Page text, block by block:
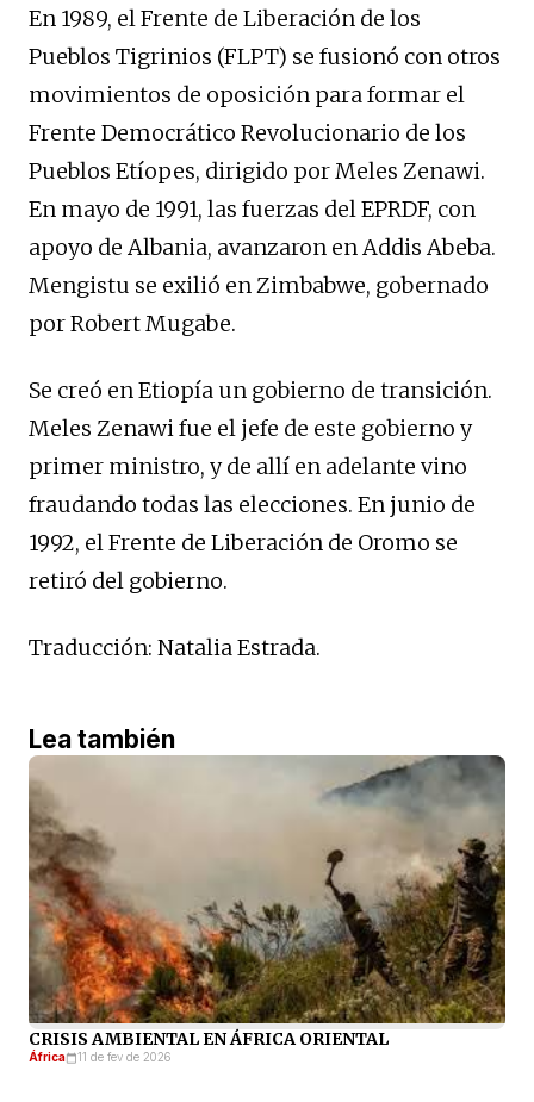
En 1989, el Frente de Liberación de los
Pueblos Tigrinios (FLPT) se fusionó con otros
movimientos de oposición para formar el
Frente Democrático Revolucionario de los
Pueblos Etíopes, dirigido por Meles Zenawi.
En mayo de 1991, las fuerzas del EPRDF, con
apoyo de Albania, avanzaron en Addis Abeba.
Mengistu se exilió en Zimbabwe, gobernado
por Robert Mugabe.
Se creó en Etiopía un gobierno de transición.
Meles Zenawi fue el jefe de este gobierno y
primer ministro, y de allí en adelante vino
fraudando todas las elecciones. En junio de
1992, el Frente de Liberación de Oromo se
retiró del gobierno.
Traducción: Natalia Estrada.
Lea también
CRISIS AMBIENTAL EN ÁFRICA ORIENTAL
África 11 de fev de 2026